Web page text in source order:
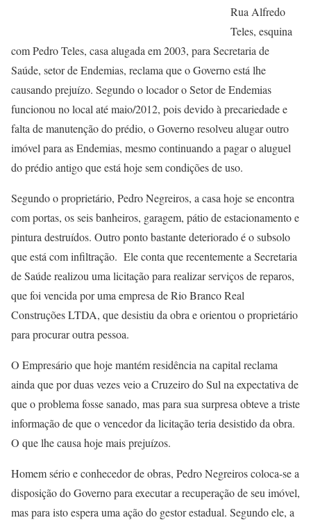
Rua Alfredo
Teles, esquina
com Pedro Teles, casa alugada em 2003, para Secretaria de
Saúde, setor de Endemias, reclama que o Governo está lhe
causando prejuízo. Segundo o locador o Setor de Endemias
funcionou no local até maio/2012, pois devido à precariedade e
falta de manutenção do prédio, o Governo resolveu alugar outro
imóvel para as Endemias, mesmo continuando a pagar o aluguel
do prédio antigo que está hoje sem condições de uso.
Segundo o proprietário, Pedro Negreiros, a casa hoje se encontra
com portas, os seis banheiros, garagem, pátio de estacionamento e
pintura destruídos. Outro ponto bastante deteriorado é o subsolo
que está com infiltração. Ele conta que recentemente a Secretaria
de Saúde realizou uma licitação para realizar serviços de reparos,
que foi vencida por uma empresa de Rio Branco Real
Construções LTDA, que desistiu da obra e orientou o proprietário
para procurar outra pessoa.
O Empresário que hoje mantém residência na capital reclama
ainda que por duas vezes veio a Cruzeiro do Sul na expectativa de
que o problema fosse sanado, mas para sua surpresa obteve a triste
informação de que o vencedor da licitação teria desistido da obra.
O que lhe causa hoje mais prejuízos.
Homem sério e conhecedor de obras, Pedro Negreiros coloca-se a
disposição do Governo para executar a recuperação de seu imóvel,
mas para isto espera uma ação do gestor estadual. Segundo ele, a